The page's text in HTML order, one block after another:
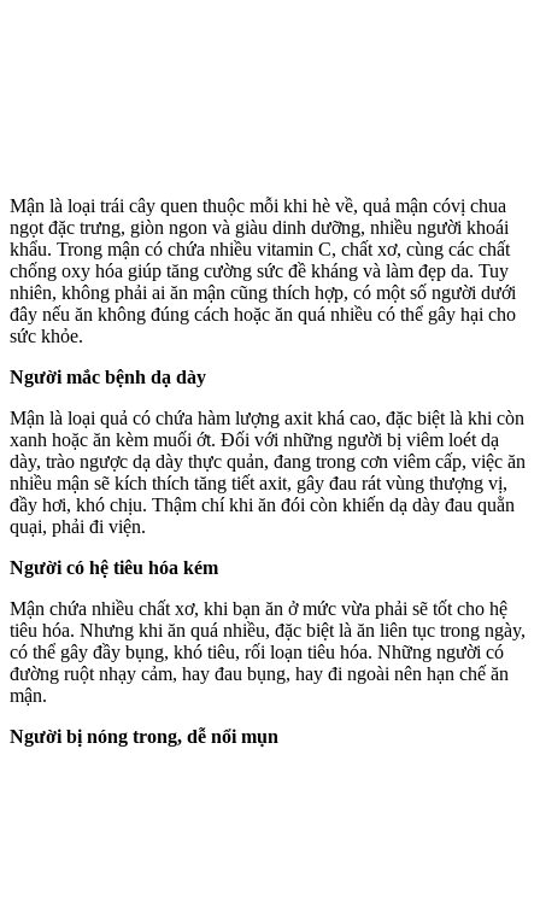
Mận là loại trái cây quen thuộc mỗi khi hè về, quả mận cóvị chua
ngọt đặc trưng, giòn ngon và giàu dinh dưỡng, nhiều người khoái
khẩu. Trong mận có chứa nhiều vitamin C, chất xơ, cùng các chất
chống oxy hóa giúp tăng cường sức đề kháng và làm đẹp da. Tuy
nhiên, không phải ai ăn mận cũng thích hợp, có một số người dưới
đây nếu ăn không đúng cách hoặc ăn quá nhiều có thể gây hại cho
sức khỏe.
Người mắc bệnh dạ dày
Mận là loại quả có chứa hàm lượng axit khá cao, đặc biệt là khi còn
xanh hoặc ăn kèm muối ớt. Đối với những người bị viêm loét dạ
dày, trào ngược dạ dày thực quản, đang trong cơn viêm cấp, việc ăn
nhiều mận sẽ kíc‌h thí‌ch tăng tiết axit, gây đau rát vùng thượng vị,
đầy hơi, khó chịu. Thậm chí khi ăn đói còn khiến dạ dày đau quằn
quại, phải đi viện.
Người có hệ tiêu hóa kém
Mận chứa nhiều chất xơ, khi bạn ăn ở mức vừa phải sẽ tốt cho hệ
tiêu hóa. Nhưng khi ăn quá nhiều, đặc biệt là ăn liên tục trong ngày,
có thể gây đầy bụng, khó tiêu, rối loạn tiêu hóa. Những người có
đường ruột nhạ‌y cả‌m, hay đau bụng, hay đi ngoài nên hạn chế ăn
mận.
Người bị nóng trong, dễ nổi mụn